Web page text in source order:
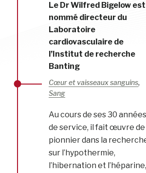
Le Dr Wilfred Bigelow est
nommé directeur du
Laboratoire
cardiovasculaire de
l’Institut de recherche
Banting
Cœur et vaisseaux sanguins,
Sang
Au cours de ses 30 années
de service, il fait œuvre de
pionnier dans la
sur l’hypothermie,
l’hibernation et l’héparine,